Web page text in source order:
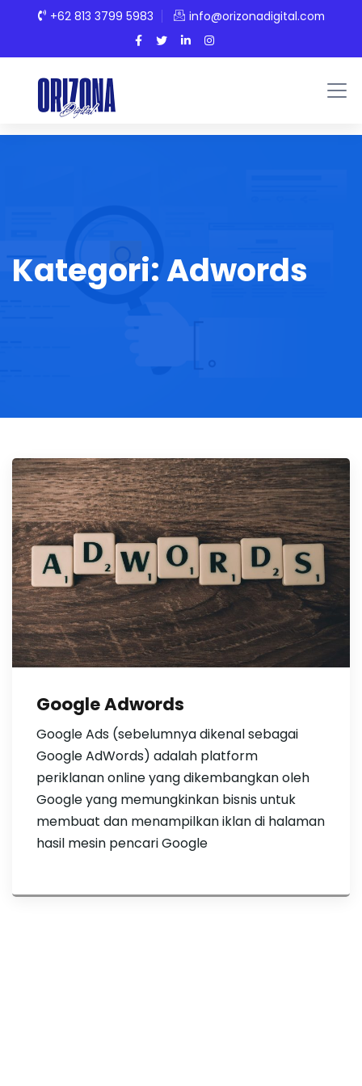
+62 813 3799 5983 info@orizonadigital.com
Kategori:Adwords
Google Adwords
Google Ads (sebelumnya dikenal sebagai
Google AdWords) adalah platform
periklanan online yang dikembangkan oleh
Google yang memungkinkan bisnis untuk
membuat dan menampilkan iklan di halaman
hasil mesin pencari Google